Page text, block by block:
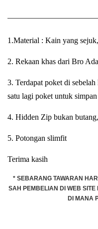
1.Material : Kain yang
2. Rekaan khas dari Bro
3. Terdapat poket di
satu lagi poket untuk
4. Hidden Zip bukan
5. Potongan slimfit
Terima kasih
* SEBARANG TAWARAN
SAH PEMBELIAN DI WEB
DI MANA